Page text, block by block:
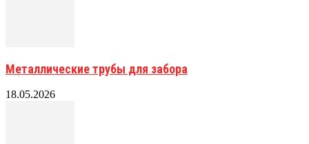
Металлические трубы для забора
18.05.2026